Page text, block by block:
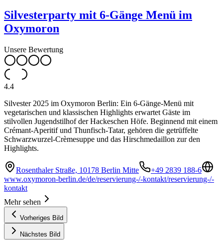
Silvesterparty mit 6-Gänge Menü im
Oxymoron
Unsere Bewertung
4.4
Silvester 2025 im Oxymoron Berlin: Ein 6-Gänge-Menü mit
vegetarischen und klassischen Highlights erwartet Gäste im
stilvollen Jugendstilhof der Hackeschen Höfe. Beginnend mit einem
Crémant-Aperitif und Thunfisch-Tatar, gehören die getrüffelte
Schwarzwurzel-Crèmesuppe und das Hirschmedaillon zur den
Highlights.
Rosenthaler Straße, 10178 Berlin Mitte
+49 2839 188-6
www.oxymoron-berlin.de/de/reservierung-/-kontakt/reservierung-/-
kontakt
Mehr sehen
Vorheriges Bild
Nächstes Bild